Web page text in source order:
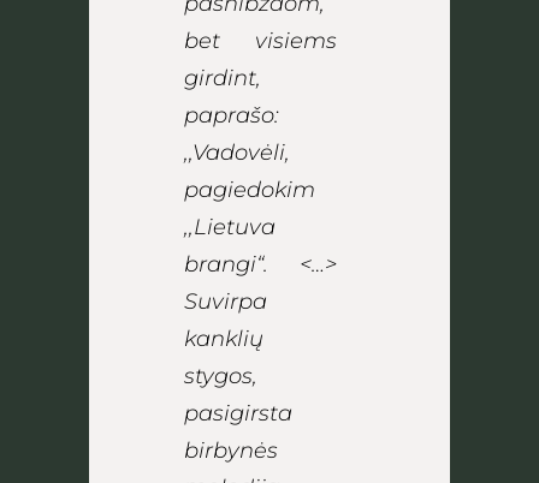
bet visiems
girdint,
paprašo:
,,Vadovėli,
pagiedokim
,,Lietuva
brangi“. <…>
Suvirpa
kanklių
stygos,
pasigirsta
birbynės